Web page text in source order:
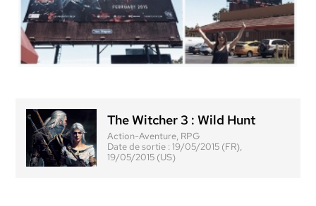
The Witcher 3 : Wild Hunt
Action-Aventure, RPG
Date de sortie : 19/05/2015 (FR),
19/05/2015 (US)